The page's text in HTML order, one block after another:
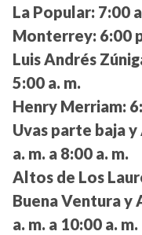
La Popular: 7:00
Monterrey: 6:00
Luis Andrés
5:00 a. m.
Henry Merriam:
Uvas parte baja
a. m. a 8:00 a. m.
Altos de Los
Buena Ventura y
a. m. a 10:00 a. m.